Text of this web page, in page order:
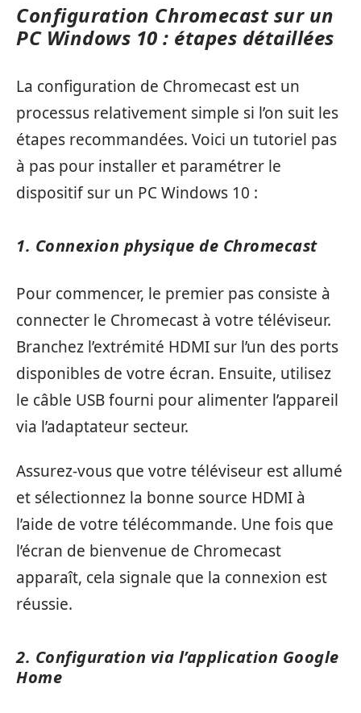
Configuration Chromecast sur un
PC Windows 10 : étapes détaillées
La configuration de Chromecast est un
processus relativement simple si l’on suit les
étapes recommandées. Voici un tutoriel pas
à pas pour installer et paramétrer le
dispositif sur un PC Windows 10 :
1. Connexion physique de Chromecast
Pour commencer, le premier pas consiste à
connecter le Chromecast à votre téléviseur.
Branchez l’extrémité HDMI sur l’un des ports
disponibles de votre écran. Ensuite, utilisez
le câble USB fourni pour alimenter l’appareil
via l’adaptateur secteur.
Assurez-vous que votre téléviseur est allumé
et sélectionnez la bonne source HDMI à
l’aide de votre télécommande. Une fois que
l’écran de bienvenue de Chromecast
apparaît, cela signale que la connexion est
réussie.
2. Configuration via l’application Google
Home